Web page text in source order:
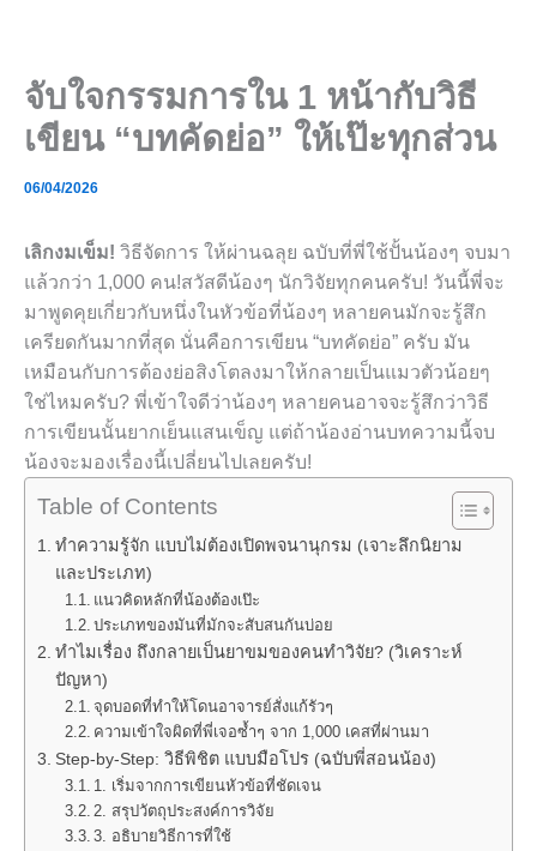
จับใจกรรมการใน 1 หน้ากับวิธี
เขียน “บทคัดย่อ” ให้เป๊ะทุกส่วน
06/04/2026
เลิกงมเข็ม! วิธีจัดการ ให้ผ่านฉลุย ฉบับที่พี่ใช้ปั้นน้องๆ จบมา
แล้วกว่า 1,000 คน!สวัสดีน้องๆ นักวิจัยทุกคนครับ! วันนี้พี่จะ
มาพูดคุยเกี่ยวกับหนึ่งในหัวข้อที่น้องๆ หลายคนมักจะรู้สึก
เครียดกันมากที่สุด นั่นคือการเขียน “บทคัดย่อ” ครับ มัน
เหมือนกับการต้องย่อสิงโตลงมาให้กลายเป็นแมวตัวน้อยๆ
ใช่ไหมครับ? พี่เข้าใจดีว่าน้องๆ หลายคนอาจจะรู้สึกว่าวิธี
การเขียนนั้นยากเย็นแสนเข็ญ แต่ถ้าน้องอ่านบทความนี้จบ
น้องจะมองเรื่องนี้เปลี่ยนไปเลยครับ!
Table of Contents
ทำความรู้จัก แบบไม่ต้องเปิดพจนานุกรม (เจาะลึกนิยาม
และประเภท)
แนวคิดหลักที่น้องต้องเป๊ะ
ประเภทของมันที่มักจะสับสนกันบ่อย
ทำไมเรื่อง ถึงกลายเป็นยาขมของคนทำวิจัย? (วิเคราะห์
ปัญหา)
จุดบอดที่ทำให้โดนอาจารย์สั่งแก้รัวๆ
ความเข้าใจผิดที่พี่เจอซ้ำๆ จาก 1,000 เคสที่ผ่านมา
Step-by-Step: วิธีพิชิต แบบมือโปร (ฉบับพี่สอนน้อง)
1. เริ่มจากการเขียนหัวข้อที่ชัดเจน
2. สรุปวัตถุประสงค์การวิจัย
3. อธิบายวิธีการที่ใช้